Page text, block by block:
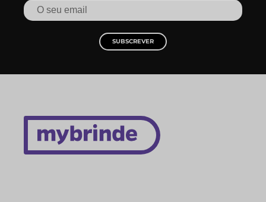
SUBSCREVER